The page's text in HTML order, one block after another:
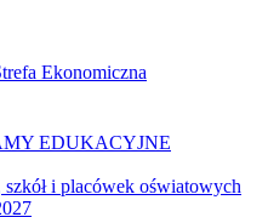
Ekonomiczna
EDUKACYJNE
i placówek oświatowych